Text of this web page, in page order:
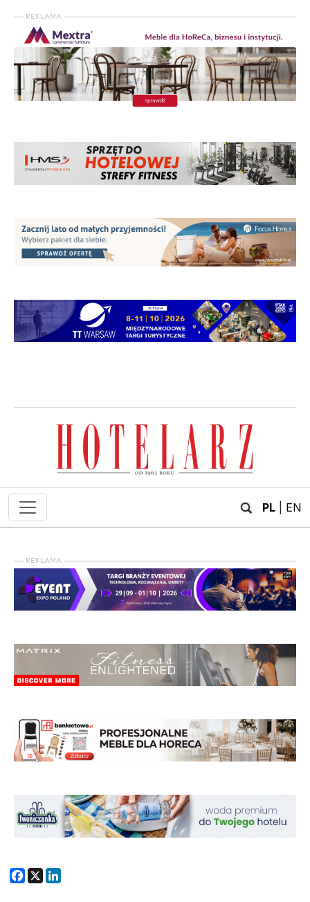
PL EN
Facebook
X